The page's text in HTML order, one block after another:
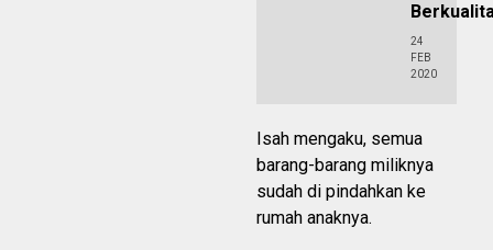
24
FEB
2020
Isah mengaku, semua
barang-barang miliknya
sudah di pindahkan ke
rumah anaknya.